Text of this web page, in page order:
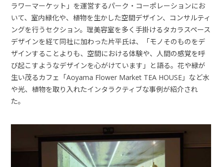
ラワーマーケット」を運営するパーク・コーポレーションにお
いて、室内緑化や、植物を生かした空間デザイン、コンサルティ
ングを行うセクション。理美容室を多く手掛けるタカラスペース
デザインを経て同社に加わった片平氏は、「モノそのものをデ
ザインすることよりも、空間における体験や、人間の感覚を呼
び起こすようなデザインを心がけています」と語る。花や緑が
生い茂るカフェ「Aoyama Flower Market TEA HOUSE」など水
や光、植物を取り入れたインタラクティブな事例が紹介され
た。